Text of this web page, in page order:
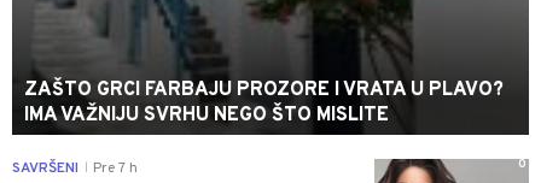
ZAŠTO GRCI FARBAJU PROZORE I VRATA U PLAVO?
IMA VAŽNIJU SVRHU NEGO ŠTO MISLITE
0
SAVRŠENI Pre 7 h